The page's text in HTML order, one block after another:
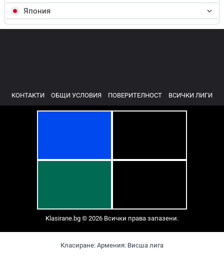
Япония
КОНТАКТИ ОБЩИ УСЛОВИЯ ПОВЕРИТЕЛНОСТ ВСИЧКИ ЛИГИ
Klasirane.bg © 2026 Всички права запазени.
Класиране: Армения: Висша лига